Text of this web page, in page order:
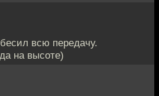
всю передачу.
на высоте)